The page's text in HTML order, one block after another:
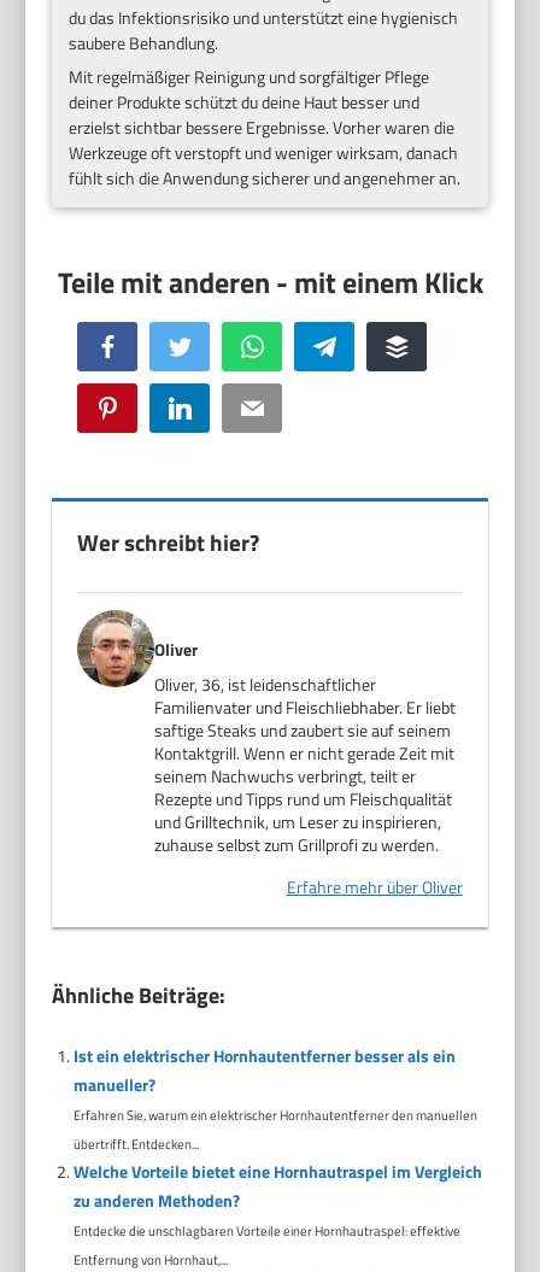
du das Infektionsrisiko und unterstützt eine hygienisch
saubere Behandlung.
Mit regelmäßiger Reinigung und sorgfältiger Pflege
deiner Produkte schützt du deine Haut besser und
erzielst sichtbar bessere Ergebnisse. Vorher waren die
Werkzeuge oft verstopft und weniger wirksam, danach
fühlt sich die Anwendung sicherer und angenehmer an.
Facebook Twitter WhatsApp Telegram Buffer
Pinterest LinkedIn Email
Wer schreibt hier?
Oliver
Oliver, 36, ist leidenschaftlicher
Familienvater und Fleischliebhaber. Er liebt
saftige Steaks und zaubert sie auf seinem
Kontaktgrill. Wenn er nicht gerade Zeit mit
seinem Nachwuchs verbringt, teilt er
Rezepte und Tipps rund um Fleischqualität
und Grilltechnik, um Leser zu inspirieren,
zuhause selbst zum Grillprofi zu werden.
Erfahre mehr über Oliver
Ähnliche Beiträge:
Ist ein elektrischer Hornhautentferner besser als ein
manueller?
Erfahren Sie, warum ein elektrischer Hornhautentferner den manuellen
übertrifft. Entdecken...
Welche Vorteile bietet eine Hornhautraspel im Vergleich
zu anderen Methoden?
Entdecke die unschlagbaren Vorteile einer Hornhautraspel: effektive
Entfernung von Hornhaut,...